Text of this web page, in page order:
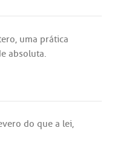
, uma prática
absoluta.
do que a lei,